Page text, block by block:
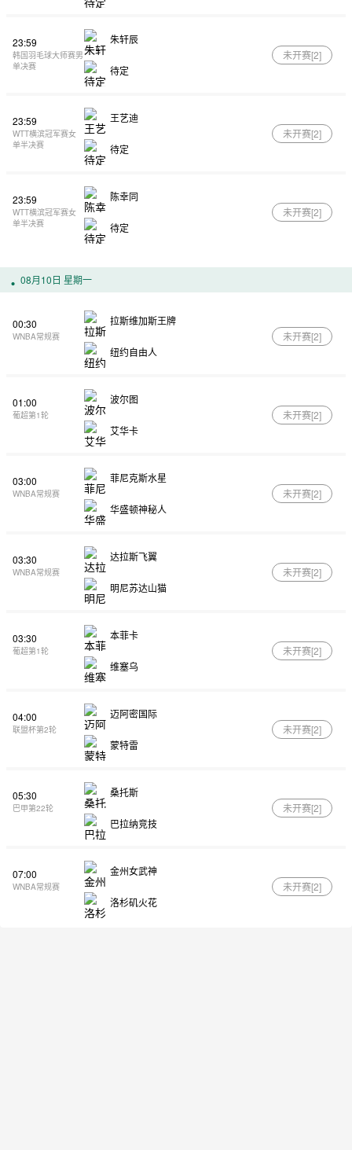
23:59
韩国羽毛球大师赛男
单决赛
朱轩辰
待定
未开赛[2]
23:59
WTT横滨冠军赛女
单半决赛
王艺迪
待定
未开赛[2]
23:59
WTT横滨冠军赛女
单半决赛
陈幸同
待定
未开赛[2]
08月10日 星期一
00:30
WNBA常规赛
拉斯维加斯王牌
纽约自由人
未开赛[2]
01:00
葡超第1轮
波尔图
艾华卡
未开赛[2]
03:00
WNBA常规赛
菲尼克斯水星
华盛顿神秘人
未开赛[2]
03:30
WNBA常规赛
达拉斯飞翼
明尼苏达山猫
未开赛[2]
03:30
葡超第1轮
本菲卡
维塞乌
未开赛[2]
04:00
联盟杯第2轮
迈阿密国际
蒙特雷
未开赛[2]
05:30
巴甲第22轮
桑托斯
巴拉纳竞技
未开赛[2]
07:00
WNBA常规赛
金州女武神
洛杉矶火花
未开赛[2]